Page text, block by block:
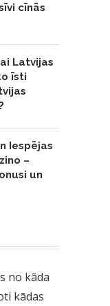
cīnās
Latvijas
īsti
Iespējas
–
un
no kāda
kādas